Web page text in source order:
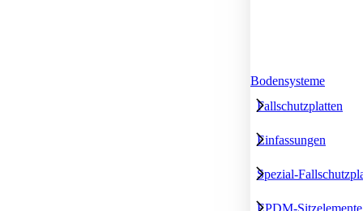
Bodensysteme
Fallschutzplatten
Einfassungen
Spezial-
EPDM-Sitzelemente